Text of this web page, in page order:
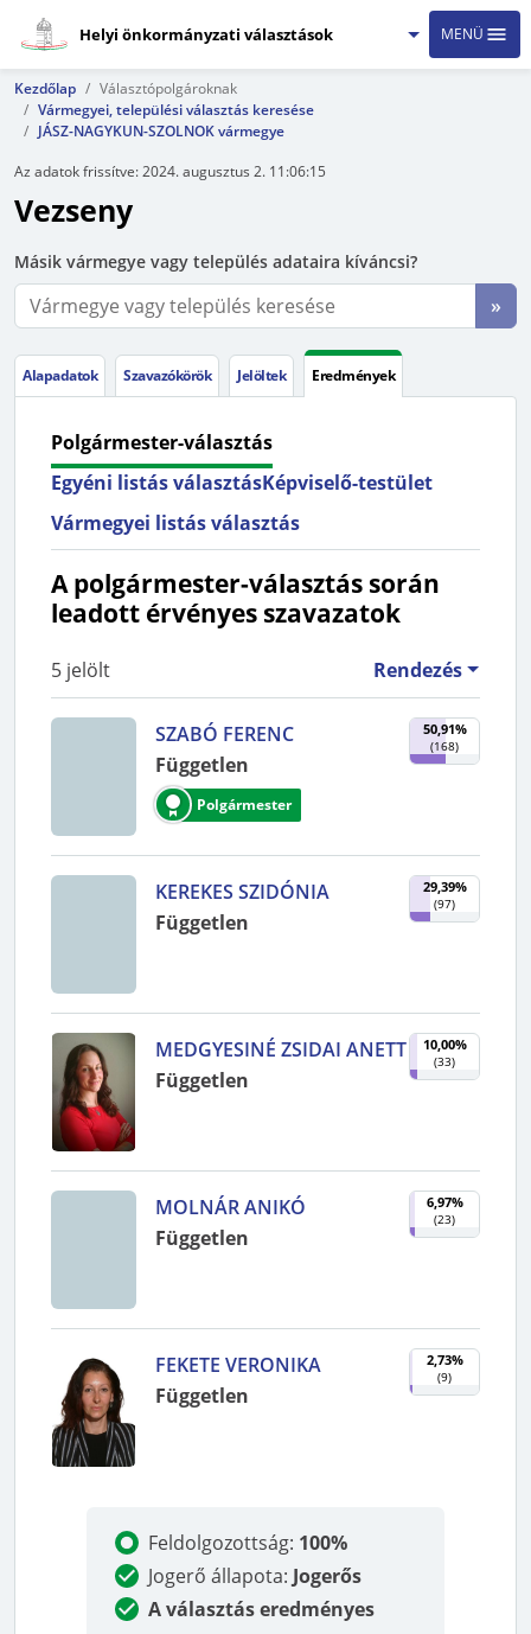
Helyi önkormányzati választások MENÜ
Kezdőlap
Választópolgároknak
Vármegyei, települési választás keresése
JÁSZ-NAGYKUN-SZOLNOK vármegye
Az adatok frissítve:2024. augusztus 2. 11:06:15
Vezseny
Másik vármegye vagy település adataira kíváncsi?
»
Alapadatok Szavazókörök Jelöltek Eredmények
Polgármester-választás
Egyéni listás választásKépviselő-testület
Vármegyei listás választás
A polgármester-választás során
leadott érvényes szavazatok
5 jelölt Rendezés
SZABÓ FERENC
Független
Polgármester
50,91%
(168)
KEREKES SZIDÓNIA
Független
29,39%
(97)
MEDGYESINÉ ZSIDAI ANETT
Független
10,00%
(33)
MOLNÁR ANIKÓ
Független
6,97%
(23)
FEKETE VERONIKA
Független
2,73%
(9)
Feldolgozottság: 100%
Jogerő állapota: Jogerős
A választás eredményes